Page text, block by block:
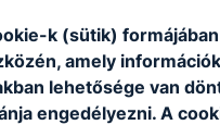
k (sütik)
amely
lehetősége van
engedélyezni. A